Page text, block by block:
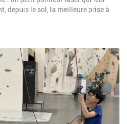
depuis le sol, la meilleure prise à